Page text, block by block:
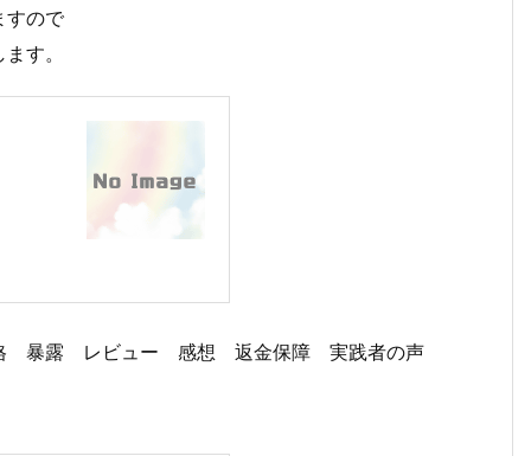
すので
す。
暴露 レビュー 感想 返金保障 実践者の声